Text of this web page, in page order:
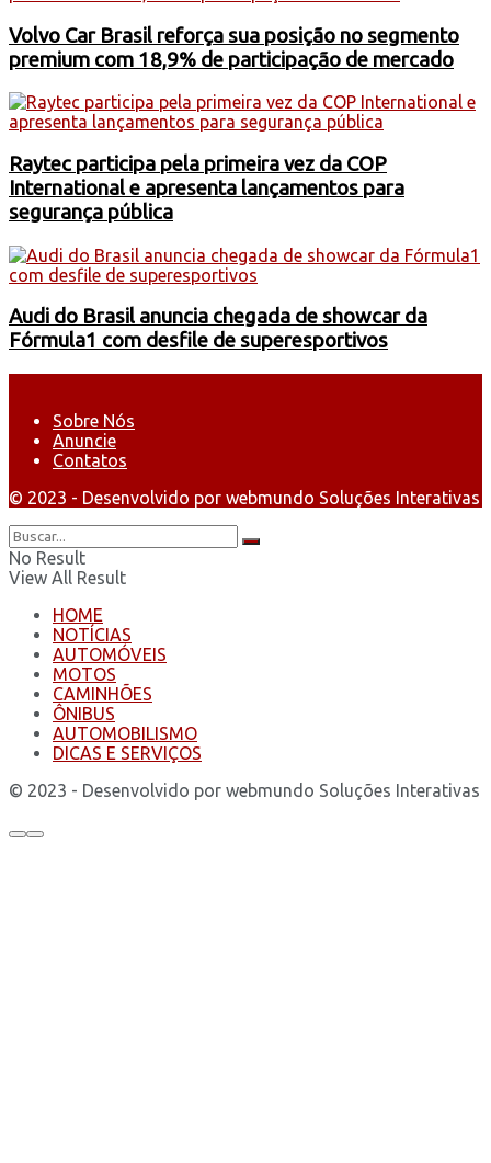
Volvo Car Brasil reforça sua posição no segmento
premium com 18,9% de participação de mercado
Raytec participa pela primeira vez da COP
International e apresenta lançamentos para
segurança pública
Audi do Brasil anuncia chegada de showcar da
Fórmula1 com desfile de superesportivos
Sobre Nós
Anuncie
Contatos
© 2023 - Desenvolvido por webmundo Soluções Interativas
No Result
View All Result
HOME
NOTÍCIAS
AUTOMÓVEIS
MOTOS
CAMINHÕES
ÔNIBUS
AUTOMOBILISMO
DICAS E SERVIÇOS
© 2023 - Desenvolvido por webmundo Soluções Interativas